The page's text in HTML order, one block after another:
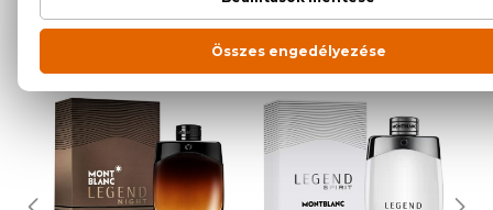
NEKED AJÁNLJUK